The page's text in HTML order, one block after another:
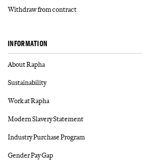
Withdraw from contract
INFORMATION
About Rapha
Sustainability
Work at Rapha
Modern Slavery Statement
Industry Purchase Program
Gender Pay Gap